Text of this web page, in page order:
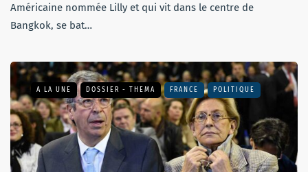
Américaine nommée Lilly et qui vit dans le centre de
Bangkok, se bat…
A LA UNE DOSSIER - THEMA FRANCE POLITIQUE